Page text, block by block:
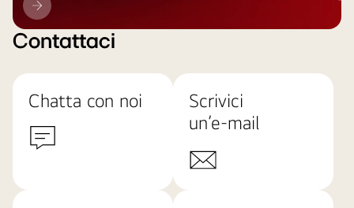
LG
Contattaci
Chatta con noi
Scrivici
un’e-mail